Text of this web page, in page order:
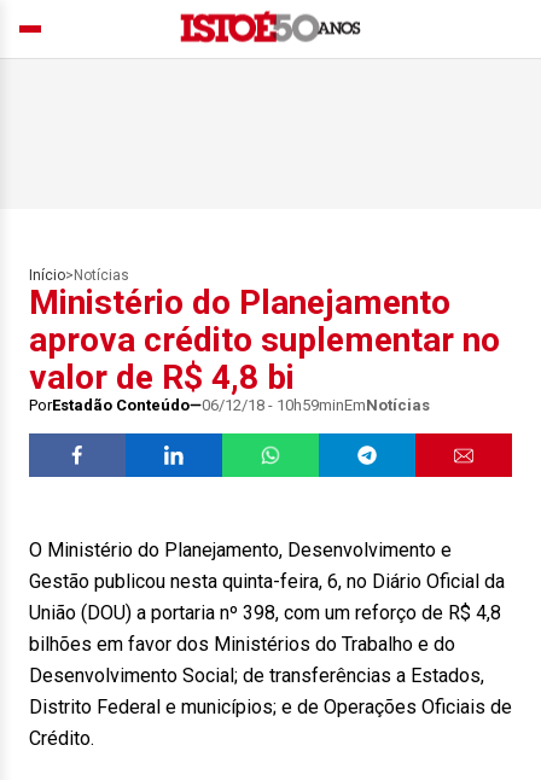
Início> Notícias
Ministério do Planejamento
aprova crédito suplementar no
valor de R$ 4,8 bi
PorEstadão Conteúdo 06/12/18 - 10h59minEmNotícias
O Ministério do Planejamento, Desenvolvimento e
Gestão publicou nesta quinta-feira, 6, no Diário Oficial da
União (DOU) a portaria nº 398, com um reforço de R$ 4,8
bilhões em favor dos Ministérios do Trabalho e do
Desenvolvimento Social; de transferências a Estados,
Distrito Federal e municípios; e de Operações Oficiais de
Crédito.